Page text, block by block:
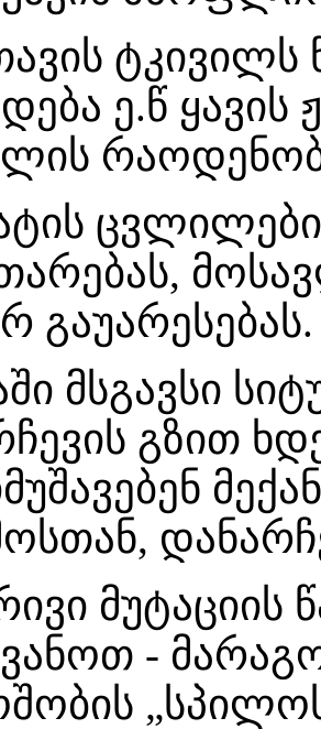
ტკივილს
ე.წ
ცვლილები
გაუარესებას.
მსგავსი
გზით
-